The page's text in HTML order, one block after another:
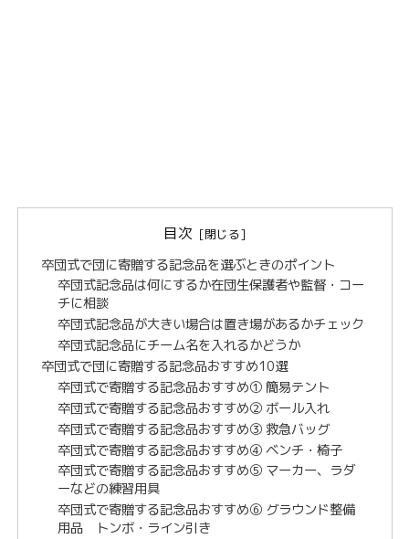
目次
卒団式で団に寄贈する記念品を選ぶときのポイント
卒団式記念品は何にするか在団生保護者や監督・コー
チに相談
卒団式記念品が大きい場合は置き場があるかチェック
卒団式記念品にチーム名を入れるかどうか
卒団式で団に寄贈する記念品おすすめ10選
卒団式で寄贈する記念品おすすめ① 簡易テント
卒団式で寄贈する記念品おすすめ② ボール入れ
卒団式で寄贈する記念品おすすめ③ 救急バッグ
卒団式で寄贈する記念品おすすめ④ ベンチ・椅子
卒団式で寄贈する記念品おすすめ⑤ マーカー、ラダ
ーなどの練習用具
卒団式で寄贈する記念品おすすめ⑥ グラウンド整備
用品 トンボ・ライン引き